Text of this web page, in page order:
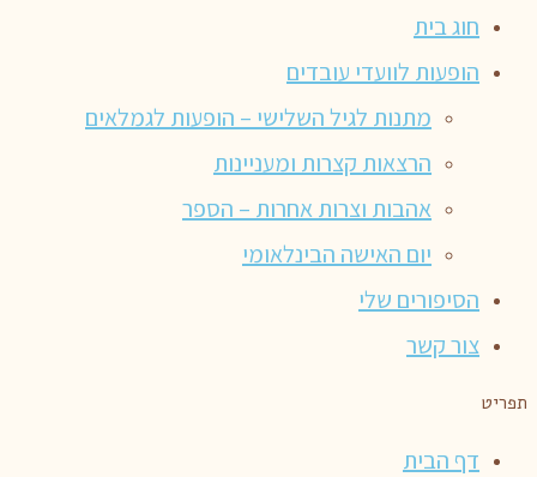
חוג בית
הופעות לוועדי עובדים
מתנות לגיל השלישי – הופעות לגמלאים
הרצאות קצרות ומעניינות
אהבות וצרות אחרות – הספר
יום האישה הבינלאומי
הסיפורים שלי
צור קשר
תפריט
דף הבית